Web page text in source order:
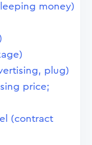
money)
plug)
price;
(contract